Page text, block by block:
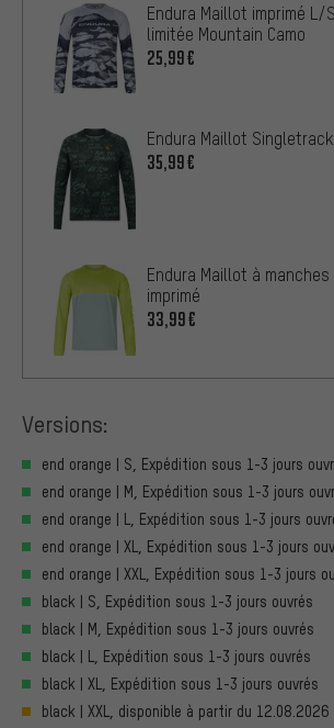
Endura Maillot imprimé L/
limitée Mountain Camo
25,99€
Endura Maillot
35,99€
Endura Maillot à
imprimé
33,99€
Versions:
end orange | S, Expédition sous 1-3 jours
end orange | M, Expédition sous 1-3 jours
end orange | L, Expédition sous 1-3 jours
end orange | XL, Expédition sous 1-3 jours
end orange | XXL, Expédition sous 1-3 jours
black | S, Expédition sous 1-3 jours ouvrés
black | M, Expédition sous 1-3 jours ouvrés
black | L, Expédition sous 1-3 jours ouvrés
black | XL, Expédition sous 1-3 jours ouvrés
black | XXL, disponible à partir du 12.08.2026